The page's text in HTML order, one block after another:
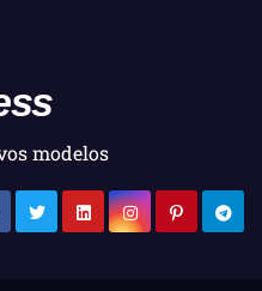
modelos